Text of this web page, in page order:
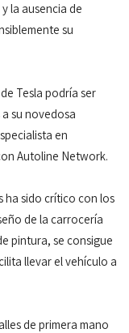
la ausencia de
su
Tesla podría ser
su novedosa
en
Autoline Network.
ha sido crítico con los
de la carrocería
pintura, se consigue
llevar el vehículo a
de primera mano